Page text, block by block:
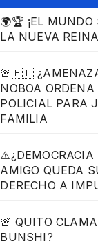
🌍🏆 ¡EL
LA NUEVA
🚨🇪🇨
NOBOA
POLICIAL PARA
FAMILIA
AMIGO QUEDA
DERECHO A
🚨 QUITO
BUNSHI?